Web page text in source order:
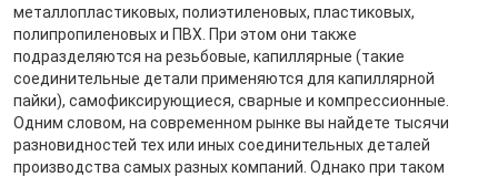
металлопластиковых, полиэтиленовых, пластиковых,
полипропиленовых и ПВХ. При этом они также
подразделяются на резьбовые, капиллярные (такие
соединительные детали применяются для капиллярной
пайки), самофиксирующиеся, сварные и компрессионные.
Одним словом, на современном рынке вы найдете тысячи
разновидностей тех или иных соединительных деталей
производства самых разных компаний. Однако при таком